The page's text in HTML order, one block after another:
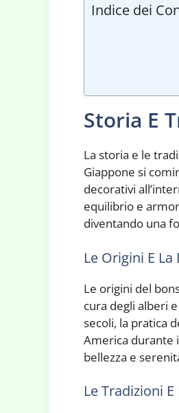
Indice dei
Storia E
La storia e le
Giappone si
decorativi
equilibrio e
diventando una
Le Origini E
Le origini del
cura degli alberi
secoli, la pratica
America durante
bellezza e
Le Tradizioni